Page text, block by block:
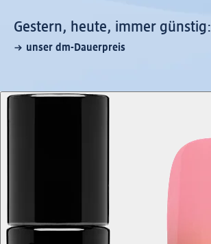
Gestern, heute, immer günstig:
unser dm-Dauerpreis